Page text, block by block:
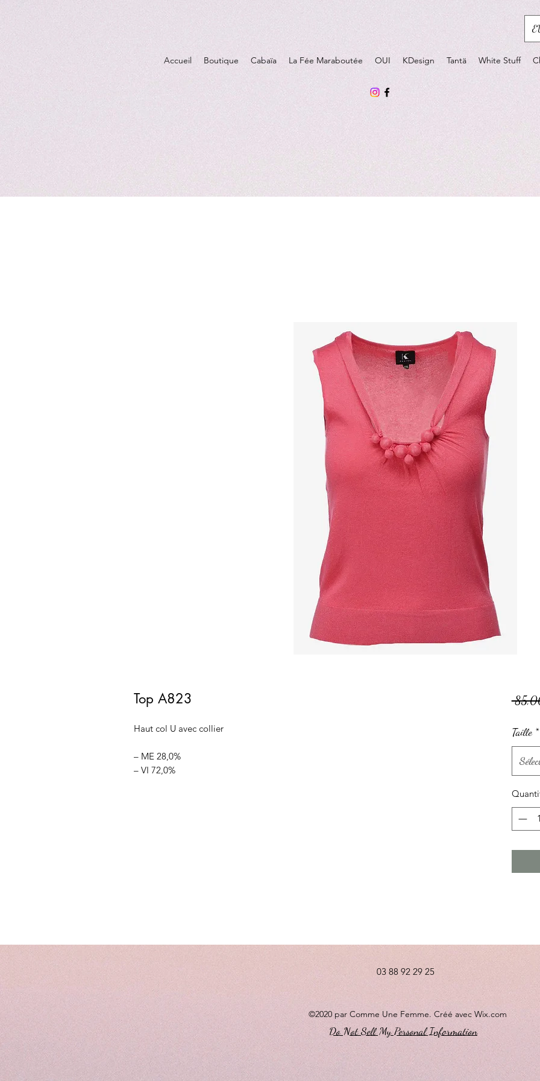
Accueil Boutique Cabaïa La Fée Maraboutée OUI KDesign Tantä White Stuff
Top A823
Haut col U avec collier
– ME 28,0%
– VI 72,0%
Taille *
03 88 92 29 25
©2020 par Comme Une Femme. Créé avec Wix.com
Do Not Sell My Personal Information